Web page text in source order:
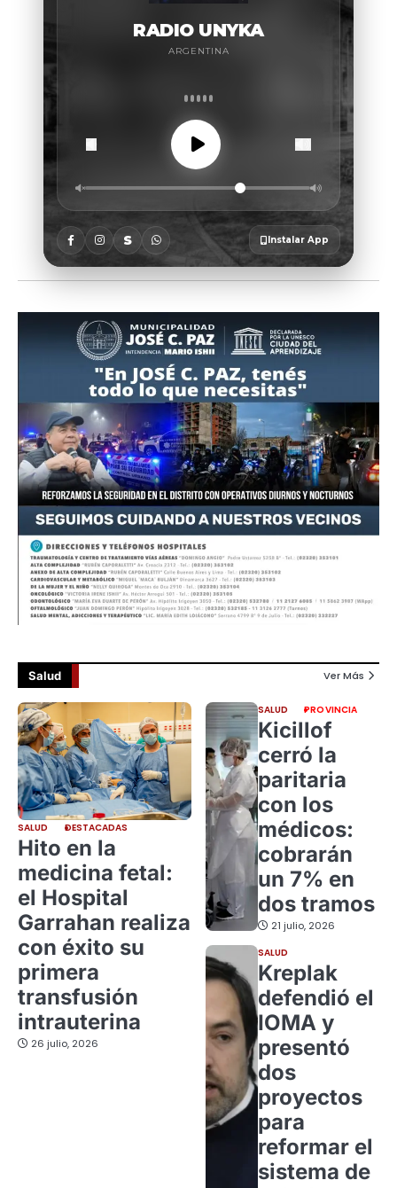
Salud Ver Más
SALUD DESTACADAS
Hito en la
medicina fetal:
el Hospital
Garrahan realiza
con éxito su
primera
transfusión
intrauterina
26 julio, 2026
SALUD PROVINCIA
Kicillof
cerró la
paritaria
con los
médicos:
cobrarán
un 7% en
dos tramos
21 julio, 2026
SALUD
Kreplak
defendió el
IOMA y
presentó
dos
proyectos
para
reformar el
sistema de